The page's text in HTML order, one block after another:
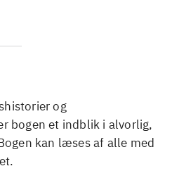
og
bogen et indblik i alvorlig,
kan læses af alle med